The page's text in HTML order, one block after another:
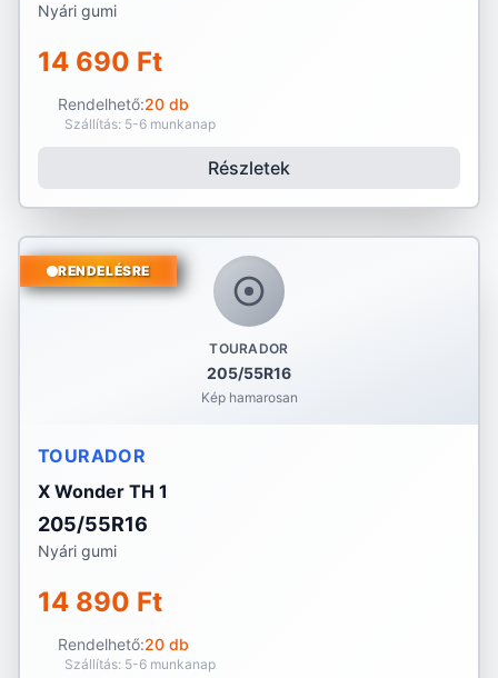
Nyári gumi
14 690 Ft
Rendelhető:20 db
Szállítás: 5-6 munkanap
Részletek
TOURADOR
205/55R16
Kép hamarosan
RENDELÉSRE
TOURADOR
X Wonder TH 1
205/55R16
Nyári gumi
14 890 Ft
Rendelhető:20 db
Szállítás: 5-6 munkanap